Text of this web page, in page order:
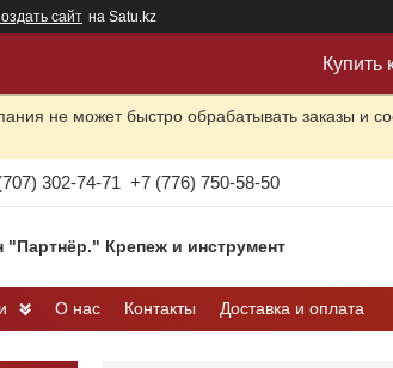
сайт на Satu.kz
не может быстро обрабатывать заказы и
302-74-71 +7 (776) 750-58-50
"Партнёр." Крепеж и инструмент
О нас Контакты Доставка и оплата